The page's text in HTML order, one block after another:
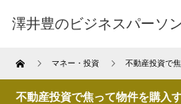
澤井豊のビジネスパーソ
Home マネー・投資 不動産投資で
不動産投資で焦って物件を購入